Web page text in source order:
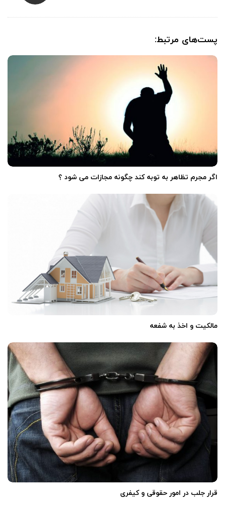
ل
ا
م
پست‌های مرتبط:
اگر مجرم تظاهر به توبه کند چگونه مجازات می شود ؟
مالکیت و اخذ به شفعه
قرار جلب در امور حقوقی و کیفری